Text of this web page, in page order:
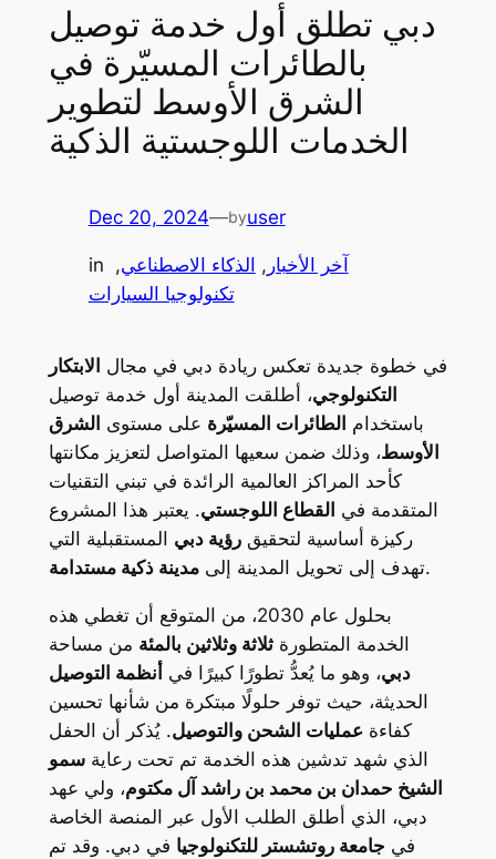
دبي تطلق أول خدمة توصيل
بالطائرات المسيّرة في
الشرق الأوسط لتطوير
الخدمات اللوجستية الذكية
Dec 20, 2024—byuser
in آخر الأخبار , الذكاء الاصطناعي,
تكنولوجيا السيارات
في خطوة جديدة تعكس ريادة دبي في مجال الابتكار
التكنولوجي، أطلقت المدينة أول خدمة توصيل
باستخدام الطائرات المسيّرة على مستوى الشرق
الأوسط، وذلك ضمن سعيها المتواصل لتعزيز مكانتها
كأحد المراكز العالمية الرائدة في تبني التقنيات
المتقدمة في القطاع اللوجستي. يعتبر هذا المشروع
ركيزة أساسية لتحقيقرؤية دبي المستقبلية التي
تهدف إلى تحويل المدينة إلىمدينة ذكية مستدامة .
بحلول عام 2030، من المتوقع أن تغطي هذه
الخدمة المتطورةثلاثة وثلاثين بالمئة من مساحة
دبي، وهو ما يُعدُّ تطورًا كبيرًا في أنظمة التوصيل
الحديثة، حيث توفر حلولًا مبتكرة من شأنها تحسين
كفاءةعمليات الشحن والتوصيل. يُذكر أن الحفل
الذي شهد تدشين هذه الخدمة تم تحت رعايةسمو
الشيخ حمدان بن محمد بن راشد آل مكتوم، ولي عهد
دبي، الذي أطلق الطلب الأول عبر المنصة الخاصة
في جامعة روتشستر للتكنولوجيا في دبي. وقد تم